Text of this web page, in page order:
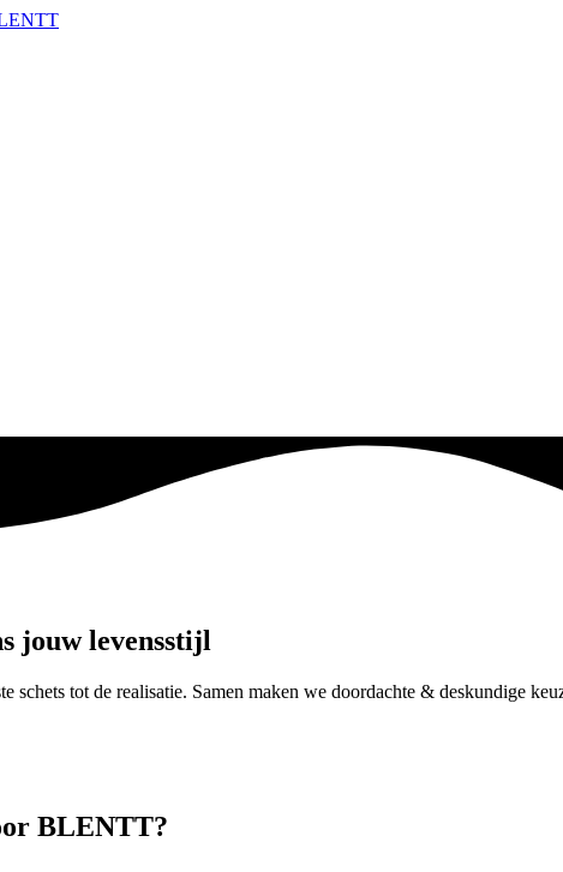
jouw levensstijl
schets tot de realisatie. Samen maken we doordachte & deskundige
BLENTT?